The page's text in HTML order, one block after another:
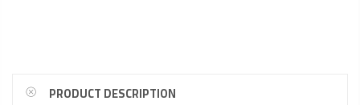
PRODUCT DESCRIPTION